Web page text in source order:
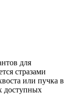
для
стразами
или пучка в
доступных